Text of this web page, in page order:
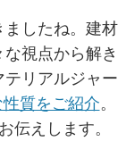
ましたね。建材
視点から解き
リアルジャー
質をご紹介。
伝えします。